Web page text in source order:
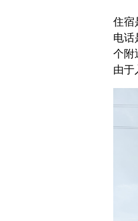
住宿
电话
个附
由于